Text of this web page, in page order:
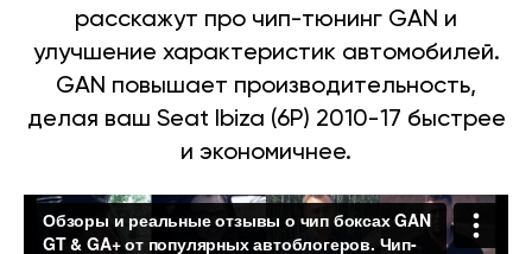
расскажут про чип-тюнинг GAN и
улучшение характеристик автомобилей.
GAN повышает производительность,
делая ваш Seat Ibiza (6P) 2010-17 быстрее
и экономичнее.